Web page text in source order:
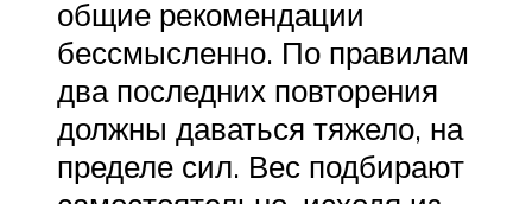
общие рекомендации
бессмысленно. По правилам
два последних повторения
должны даваться тяжело, на
пределе сил. Вес подбирают